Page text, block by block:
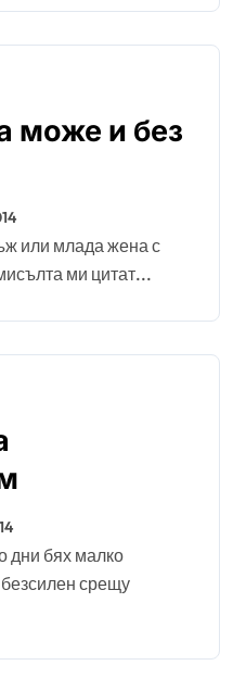
може и без
ми цитат...
срещу